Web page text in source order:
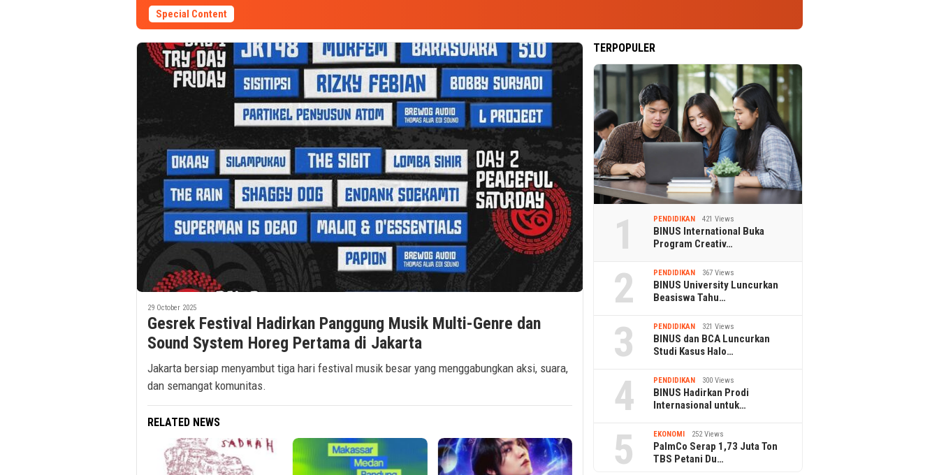
Special Content
29 October 2025
Gesrek Festival Hadirkan Panggung Musik Multi-Genre dan
Sound System Horeg Pertama di Jakarta
Jakarta bersiap menyambut tiga hari festival musik besar yang menggabungkan aksi, suara,
dan semangat komunitas.
RELATED NEWS
TERPOPULER
1 PENDIDIKAN 421 Views
BINUS International Buka
Program Creativ…
2 PENDIDIKAN 367 Views
BINUS University Luncurkan
Beasiswa Tahu…
3 PENDIDIKAN 321 Views
BINUS dan BCA Luncurkan
Studi Kasus Halo…
4 PENDIDIKAN 300 Views
BINUS Hadirkan Prodi
Internasional untuk…
5 EKONOMI 252 Views
PalmCo Serap 1,73 Juta Ton
TBS Petani Du…